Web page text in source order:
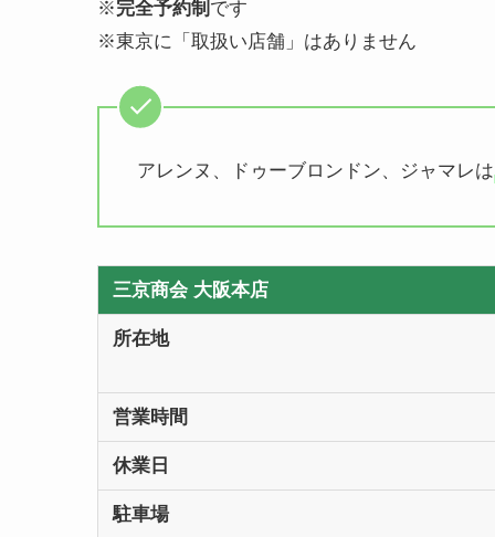
※完全予約制 です
※東京に「取扱い店舗」はありません
アレンヌ、ドゥーブロンドン、ジャマレは
三京商会 大阪本店
所在地
営業時間
休業日
駐車場